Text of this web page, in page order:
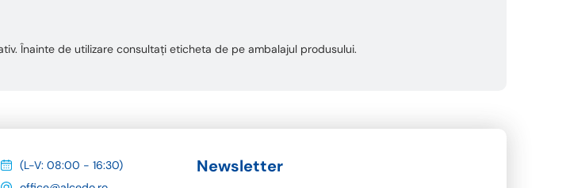
Înainte de utilizare consultați eticheta de pe ambalajul produsului.
(L-V: 08:00 - 16:30)
Newsletter